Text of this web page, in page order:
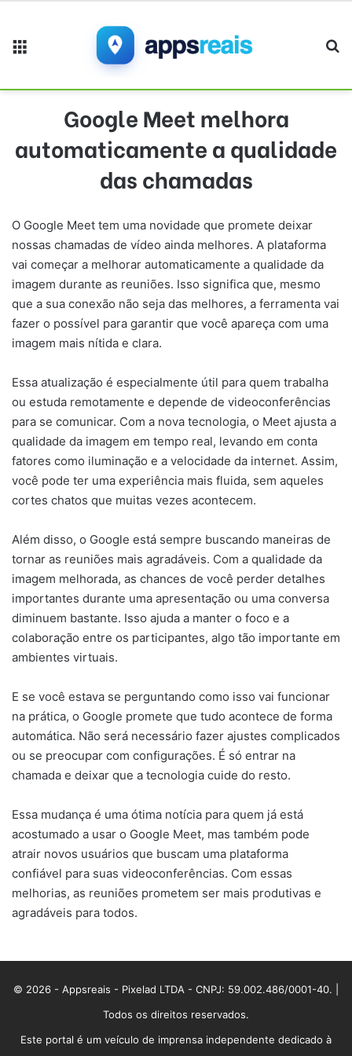
Google Meet melhora
automaticamente a qualidade
das chamadas
O Google Meet tem uma novidade que promete deixar
nossas chamadas de vídeo ainda melhores. A plataforma
vai começar a melhorar automaticamente a qualidade da
imagem durante as reuniões. Isso significa que, mesmo
que a sua conexão não seja das melhores, a ferramenta vai
fazer o possível para garantir que você apareça com uma
imagem mais nítida e clara.
Essa atualização é especialmente útil para quem trabalha
ou estuda remotamente e depende de videoconferências
para se comunicar. Com a nova tecnologia, o Meet ajusta a
qualidade da imagem em tempo real, levando em conta
fatores como iluminação e a velocidade da internet. Assim,
você pode ter uma experiência mais fluida, sem aqueles
cortes chatos que muitas vezes acontecem.
Além disso, o Google está sempre buscando maneiras de
tornar as reuniões mais agradáveis. Com a qualidade da
imagem melhorada, as chances de você perder detalhes
importantes durante uma apresentação ou uma conversa
diminuem bastante. Isso ajuda a manter o foco e a
colaboração entre os participantes, algo tão importante em
ambientes virtuais.
E se você estava se perguntando como isso vai funcionar
na prática, o Google promete que tudo acontece de forma
automática. Não será necessário fazer ajustes complicados
ou se preocupar com configurações. É só entrar na
chamada e deixar que a tecnologia cuide do resto.
Essa mudança é uma ótima notícia para quem já está
acostumado a usar o Google Meet, mas também pode
atrair novos usuários que buscam uma plataforma
confiável para suas videoconferências. Com essas
melhorias, as reuniões prometem ser mais produtivas e
agradáveis para todos.
© 2026 - Appsreais - Pixelad LTDA - CNPJ: 59.002.486/0001-40. |
Todos os direitos reservados.
Este portal é um veículo de imprensa independente dedicado à